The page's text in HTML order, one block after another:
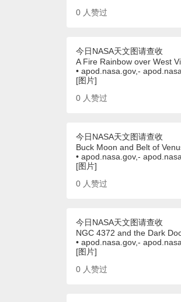
0 人赞过
今日NASA天文图请查收
A Fire Rainbow over West
• apod.nasa.gov,-
[图片]
0 人赞过
今日NASA天文图请查收
Buck Moon and Belt of
• apod.nasa.gov,-
[图片]
0 人赞过
今日NASA天文图请查收
NGC 4372 and the Dark
• apod.nasa.gov,-
[图片]
0 人赞过